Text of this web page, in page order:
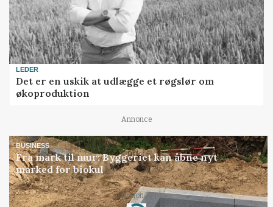
LEDER
Det er en uskik at udlægge et røgslør om
økoproduktion
Annonce
BUSINESS
Fra mark til mur: Byggeriet kan åbne nyt
marked for biokul
Annonce